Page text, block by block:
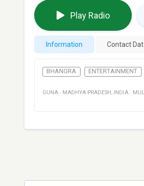
Play Radio
Information Contact
BHANGRA ENTERTAINMENT
GUNA · MADHYA PRADESH , INDIA ·